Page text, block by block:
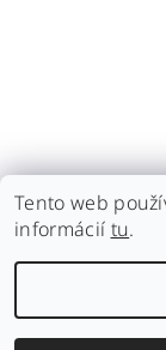
Tento web
informácií tu.